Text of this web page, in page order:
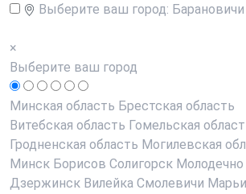
Выберите ваш город: Барановичи
×
Выберите ваш город
Минская область Брестская область
Витебская область Гомельская
Гродненская область Могилевская
Минск Борисов Солигорск Молодечно
Дзержинск Вилейка Смолевичи